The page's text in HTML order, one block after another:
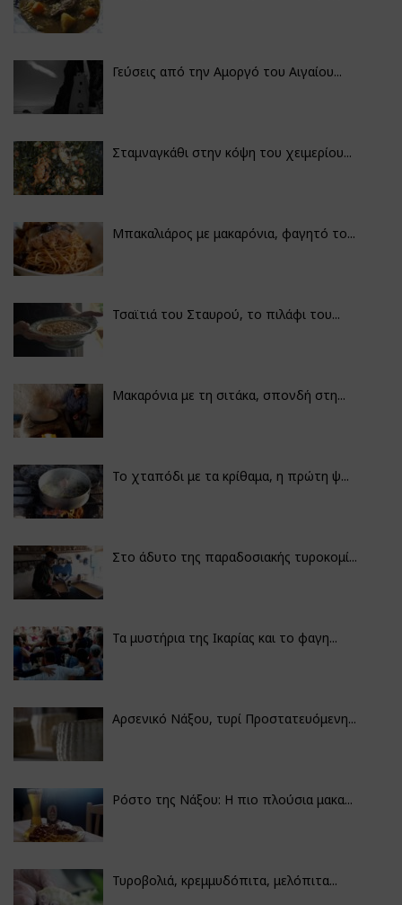
Γεύσεις από την Αμοργό του Αιγαίου...
Σταμναγκάθι στην κόψη του χειμερίου...
Μπακαλιάρος με μακαρόνια, φαγητό το...
Τσαϊτιά του Σταυρού, το πιλάφι του...
Μακαρόνια με τη σιτάκα, σπονδή στη...
Το χταπόδι με τα κρίθαμα, η πρώτη ψ...
Στο άδυτο της παραδοσιακής τυροκομί...
Τα μυστήρια της Ικαρίας και το φαγη...
Αρσενικό Νάξου, τυρί Προστατευόμενη...
Ρόστο της Νάξου: Η πιο πλούσια μακα...
Τυροβολιά, κρεμμυδόπιτα, μελόπιτα...